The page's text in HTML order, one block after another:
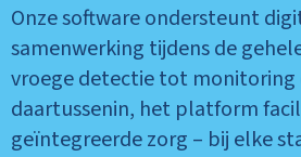
Onze software ondersteunt
samenwerking tijdens de
vroege detectie tot monitoring
daartussenin, het platform
geïntegreerde zorg – bij elke